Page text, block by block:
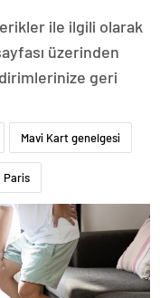
ile ilgili olarak
üzerinden
geri
Mavi Kart genelgesi
Paris